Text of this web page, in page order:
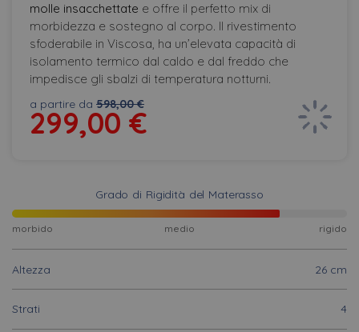
molle insacchettate e offre il perfetto mix di
morbidezza e sostegno al corpo. Il rivestimento
sfoderabile in Viscosa, ha un’elevata capacità di
isolamento termico dal caldo e dal freddo che
impedisce gli sbalzi di temperatura notturni.
a partire da 598,00 €
299,00 €
Grado di Rigidità del Materasso
morbido medio rigido
Altezza 26 cm
Strati 4